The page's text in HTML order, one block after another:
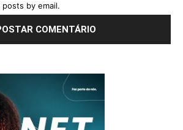
by email.